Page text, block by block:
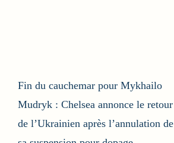
Fin du cauchemar pour Mykhailo
Mudryk : Chelsea annonce le retour
de l’Ukrainien après l’annulation de